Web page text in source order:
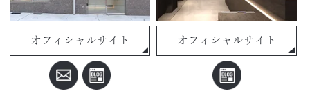
オフィシャルサイト オフィシャルサイト